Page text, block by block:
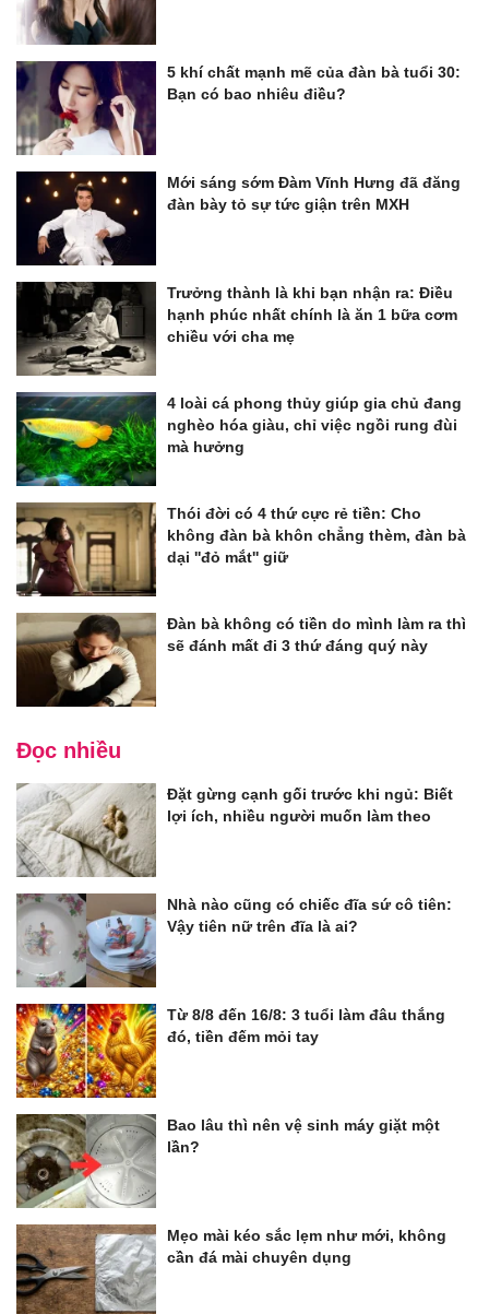
5 khí chất mạnh mẽ của đàn bà tuổi 30:
Bạn có bao nhiêu điều?
Mới sáng sớm Đàm Vĩnh Hưng đã đăng
đàn bày tỏ sự tức giận trên MXH
Trưởng thành là khi bạn nhận ra: Điều
hạnh phúc nhất chính là ăn 1 bữa cơm
chiều với cha mẹ
4 loài cá phong thủy giúp gia chủ đang
nghèo hóa giàu, chỉ việc ngồi rung đùi
mà hưởng
Thói đời có 4 thứ cực rẻ tiền: Cho
không đàn bà khôn chẳng thèm, đàn bà
dại ''đỏ mắt'' giữ
Đàn bà không có tiền do mình làm ra thì
sẽ đánh mất đi 3 thứ đáng quý này
Đọc nhiều
Đặt gừng cạnh gối trước khi ngủ: Biết
lợi ích, nhiều người muốn làm theo
Nhà nào cũng có chiếc đĩa sứ cô tiên:
Vậy tiên nữ trên đĩa là ai?
Từ 8/8 đến 16/8: 3 tuổi làm đâu thắng
đó, tiền đếm mỏi tay
Bao lâu thì nên vệ sinh máy giặt một
lần?
Mẹo mài kéo sắc lẹm như mới, không
cần đá mài chuyên dụng